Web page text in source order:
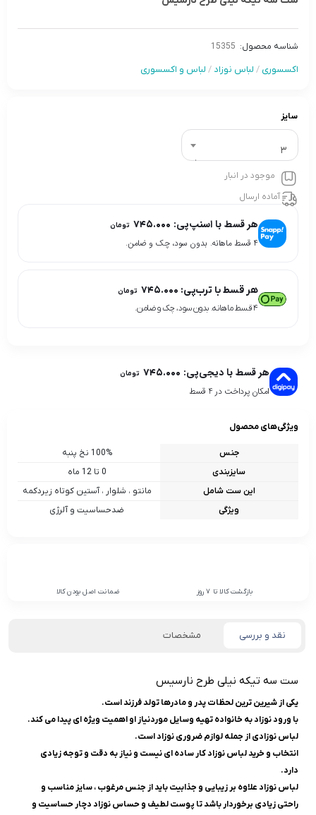
شناسه محصول: 15355
اکسسوری / لباس نوزاد / لباس و اکسسوری
سایز
3
موجود در انبار
آماده ارسال
هر قسط با اسنپ‌پی: ۷۴۵.۰۰۰ تومان
۴ قسط ماهانه. بدون سود، چک و ضامن.
هر قسط با ترب‌پی: ۷۴۵.۰۰۰ تومان
۴ قسط ماهانه. بدون سود، چک و ضامن.
هر قسط با دیجی‌پی: ۷۴۵.۰۰۰ تومان
امکان پرداخت در 4 قسط
ویژگی‌های محصول
جنس
100% نخ پنبه
سایزبندی
0 تا 12 ماه
این ست شامل
مانتو ، شلوار ، آستین کوتاه زیردکمه
ویژگی
ضدحساسیت و آلرژی
بازگشت کالا تا 7 روز ضمانت اصل بودن کالا
نقد و بررسی مشخصات
ست سه تیکه نیلی طرح نارسیس
یکی از شیرین ترین لحظات پدر و مادرها تولد فرزند است.
با ورود نوزاد به خانواده تهیه وسایل موردنیاز او اهمیت ویژه ای پیدا می کند.
لباس نوزادی از جمله لوازم ضروری نوزاد است.
انتخاب و خرید لباس نوزاد کار ساده ای نیست و نیاز به دقت و توجه زیادی
دارد.
لباس نوزاد علاوه بر زیبایی و جذابیت باید از جنس مرغوب ، سایز مناسب و
راحتی زیادی برخوردار باشد تا پوست لطیف و حساس نوزاد دچار حساسیت و